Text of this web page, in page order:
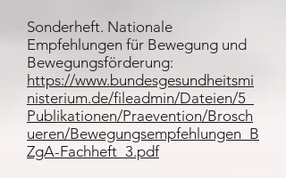
Sonderheft. Nationale
Empfehlungen für Bewegung und
Bewegungsförderung:
https://www.bundesgesundheitsmi
nisterium.de/fileadmin/Dateien/5_
Publikationen/Praevention/Brosch
ueren/Bewegungsempfehlungen_B
ZgA-Fachheft_3.pdf